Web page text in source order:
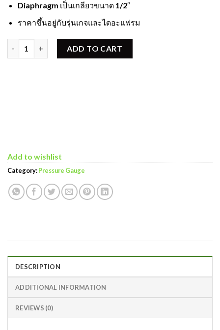
Diaphragm เป็นเกลียวขนาด 1/2″
ราคาขึ้นอยู่กับรุ่นเกจและไดอะแฟรม
ADD TO CART
Add to wishlist
Category:Pressure Gauge
DESCRIPTION
ADDITIONAL INFORMATION
REVIEWS (0)